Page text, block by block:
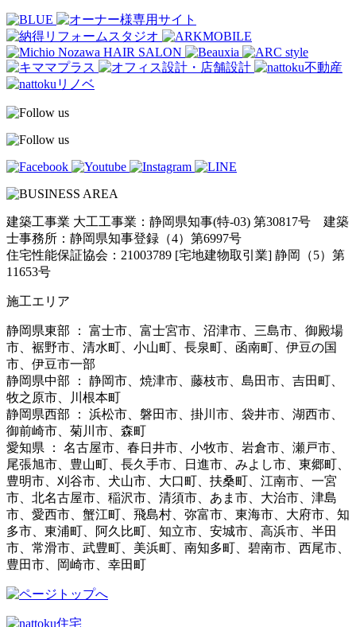
建築工事業 大工工事業：静岡県知事(特-03) 第30817号 建築
士事務所：静岡県知事登録（4）第6997号
住宅性能保証協会：21003789 [宅地建物取引業] 静岡（5）第
11653号
施工エリア
静岡県東部 ： 富士市、富士宮市、沼津市、三島市、御殿場
市、裾野市、清水町、小山町、長泉町、函南町、伊豆の国
市、伊豆市一部
静岡県中部 ： 静岡市、焼津市、藤枝市、島田市、吉田町、
牧之原市、川根本町
静岡県西部 ： 浜松市、磐田市、掛川市、袋井市、湖西市、
御前崎市、菊川市、森町
愛知県 ： 名古屋市、春日井市、小牧市、岩倉市、瀬戸市、
尾張旭市、豊山町、長久手市、日進市、みよし市、東郷町、
豊明市、刈谷市、犬山市、大口町、扶桑町、江南市、一宮
市、北名古屋市、稲沢市、清須市、あま市、大治市、津島
市、愛西市、蟹江町、飛島村、弥富市、東海市、大府市、知
多市、東浦町、阿久比町、知立市、安城市、高浜市、半田
市、常滑市、武豊町、美浜町、南知多町、碧南市、西尾市、
豊田市、岡崎市、幸田町